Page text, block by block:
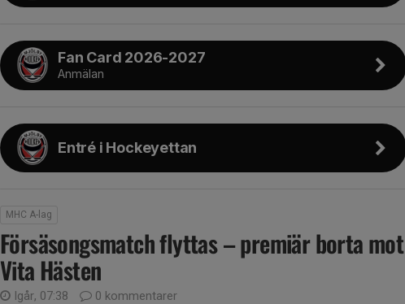
Fan Card 2026-2027
Anmälan
Entré i Hockeyettan
MHC A-lag
Försäsongsmatch flyttas – premiär borta mot
Vita Hästen
Igår, 07:38 0 kommentarer